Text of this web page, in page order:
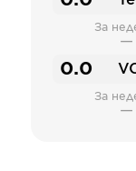
За
—
0.0
За
—